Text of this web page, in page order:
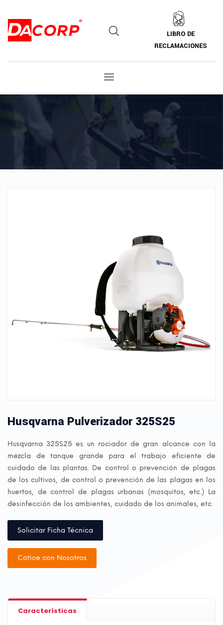
LIBRO DE
RECLAMACIONES
Husqvarna Pulverizador 325S25
Husqvarna 325S25 es un rociador de gran alcance con la
mezcla de tanque grande para el trabajo eficiente de
cuidado de las plantas. De control o prevención de plagas
de los cultivos, de control o prevención de las plagas en los
huertos, de control de plagas urbanas (mosquitos, etc.) La
desinfección de los ambientes, cuidado de los animales, etc.
Solicitar Ficha Técnica
Cotice con Nosotros
Características